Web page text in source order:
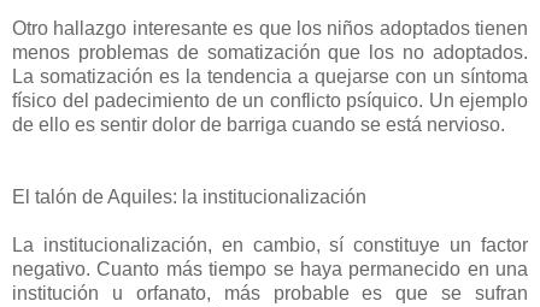
Otro hallazgo interesante es que los niños adoptados tienen
menos problemas de somatización que los no adoptados.
La somatización es la tendencia a quejarse con un síntoma
físico del padecimiento de un conflicto psíquico. Un ejemplo
de ello es sentir dolor de barriga cuando se está nervioso.
El talón de Aquiles: la institucionalización
La institucionalización, en cambio, sí constituye un factor
negativo. Cuanto más tiempo se haya permanecido en una
institución u orfanato, más probable es que se sufran